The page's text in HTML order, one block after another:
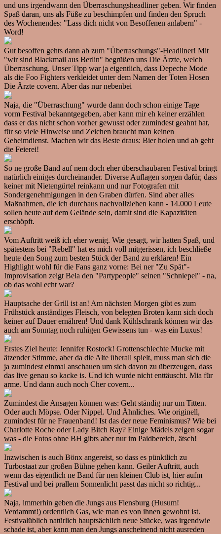
und uns irgendwann den Überraschungsheadliner geben. Wir finden
Spaß daran, uns als Füße zu beschimpfen und finden den Spruch
des Wochenendes: "Lass dich nicht von Besoffenen anlabern" -
Word!
Gut besoffen gehts dann ab zum "Überraschungs"-Headliner! Mit
"wir sind Blackmail aus Berlin" begrüßen uns Die Ärzte, welch
Überraschung. Unser Tipp war ja eigentlich, dass Depeche Mode
als die Foo Fighters verkleidet unter dem Namen der Toten Hosen
Die Ärzte covern. Aber das nur nebenbei
Naja, die "Überraschung" wurde dann doch schon einige Tage
vorm Festival bekanntgegeben, aber kann mir eh keiner erzählen
dass er das nicht schon vorher gewusst oder zumindest geahnt hat,
für so viele Hinweise und Zeichen braucht man keinen
Geheimdienst. Machen wir das Beste draus: Bier holen und ab geht
die Feierei!
So ne große Band auf nem doch eher überschaubaren Festival bringt
natürlich einiges durcheinander. Diverse Auflagen sorgen dafür, dass
keiner mit Nietengürtel reinkann und nur Fotografen mit
Sondergenehmigungen in den Graben dürfen. Sind aber alles
Maßnahmen, die ich durchaus nachvollziehen kann - 14.000 Leute
sollen heute auf dem Gelände sein, damit sind die Kapazitäten
erschöpft.
Vom Auftritt weiß ich eher wenig. Wie gesagt, wir hatten Spaß, und
spätestens bei "Rebell" hat es mich voll mitgerissen, ich beschließe
heute den Song zum besten Stück der Band zu erklären! Ein
Highlight wohl für die Fans ganz vorne: Bei ner "Zu Spät"-
Improvisation zeigt Bela den "Partypeople" seinen "Schniepel" - na,
ob das wohl echt war?
Hauptsache der Grill ist an! Am nächsten Morgen gibt es zum
Frühstück anständiges Fleisch, von belegten Broten kann sich doch
keiner auf Dauer ernähren! Und dank Kühlschrank können wir das
auch am Sonntag noch ruhigen Gewissens tun - was ein Luxus!
Erstes Ziel heute: Jennifer Rostock! Grottenschlechte Mucke mit
ätzender Stimme, aber da die Alte überall spielt, muss man sich die
ja zumindest einmal anschauen um sich davon zu überzeugen, dass
das live genau so kacke is. Und ich wurde nicht enttäuscht. Mia für
arme. Und dann auch noch Cher covern...
Zumindest die Ansagen können was: Geht ständig nur um Titten.
Oder auch Möpse. Oder Nippel. Und Ähnliches. Wie originell,
zumindest für ne Frauenband! Ist das der neue Feminismus? Wie bei
Charlotte Roche oder Lady Bitch Ray? Einige Mädels zeigen sogar
was - die Fotos ohne BH gibts aber nur im Paidbereich, ätsch!
Inzwischen is auch Bönx angereist, so dass es pünktlich zu
Turbostaat zur großen Bühne gehen kann. Geiler Auftritt, auch
wenn das eigentlich ne Band für nen kleinen Club ist, hier aufm
Festival und bei prallem Sonnenlicht passt das nicht so richtig...
Naja, immerhin geben die Jungs aus Flensburg (Husum!
Verdammt!) ordentlich Gas, wie man es von ihnen gewohnt ist.
Festivalüblich natürlich hauptsächlich neue Stücke, was irgendwie
schade ist, aber kann man den Jungs anscheinend nicht ausreden